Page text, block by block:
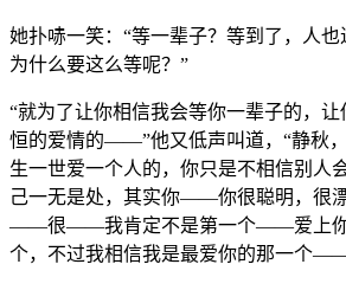
她扑哧一笑：“等一辈子？等到了，人
为什么要这么等呢？”
“就为了让你相信我会等你一辈子的，
恒的爱情的——”他又低声叫道，“静秋
生一世爱一个人的，你只是不相信别人
己一无是处，其实你——你很聪明，很
——很——我肯定不是第一个——爱上你
个，不过我相信我是最爱你的那一个